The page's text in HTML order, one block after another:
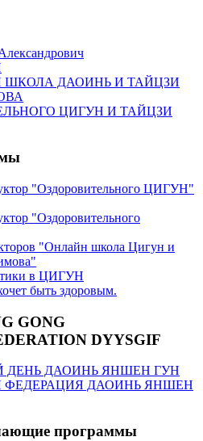
ДАОИНЬ И ТАЙЦЗИ
ЦИГУН И ТАЙЦЗИ
"Оздоровительного ЦИГУН"
"Оздоровительного
"Онлайн школа Цигун и
в ЦИГУН
быть здоровым.
GONG
DYYSGIF
ДАОИНЬ ЯНШЕН ГУН
ДАОИНЬ ЯНШЕН
программы